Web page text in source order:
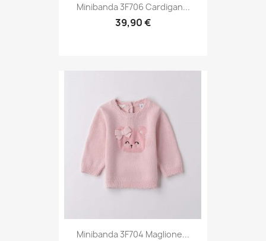
Minibanda 3F706 Cardigan...
39,90 €
Minibanda 3F704 Maglione...